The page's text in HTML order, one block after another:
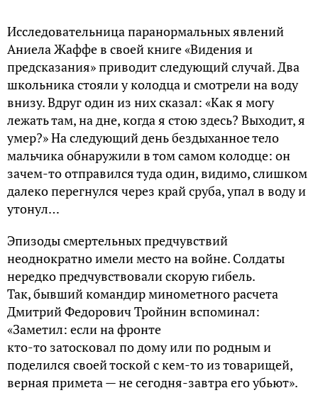
Исследовательница паранормальных явлений
Аниела Жаффе в своей книге «Видения и
предсказания» приводит следующий случай. Два
школьника стояли у колодца и смотрели на воду
внизу. Вдруг один из них сказал: «Как я могу
лежать там, на дне, когда я стою здесь? Выходит, я
умер?» На следующий день бездыханное тело
мальчика обнаружили в том самом колодце: он
зачем-то отправился туда один, видимо, слишком
далеко перегнулся через край сруба, упал в воду и
утонул…
Эпизоды смертельных предчувствий
неоднократно имели место на войне. Солдаты
нередко предчувствовали скорую гибель.
Так, бывший командир минометного расчета
Дмитрий Федорович Тройнин вспоминал:
«Заметил: если на фронте
кто-то затосковал по дому или по родным и
поделился своей тоской с кем-то из товарищей,
верная примета — не сегодня-завтра его убьют».